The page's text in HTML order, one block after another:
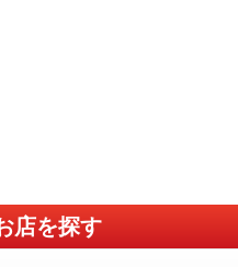
店を探す